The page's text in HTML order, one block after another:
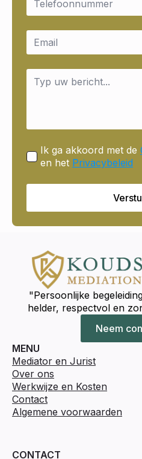
Email
Message
Ik ga akkoord met de
en het Privacybeleid
"Persoonlijke
helder, respectvol en
Neem
MENU
Mediator en Jurist
Over ons
Werkwijze en Kosten
Contact
Algemene voorwaarden
CONTACT